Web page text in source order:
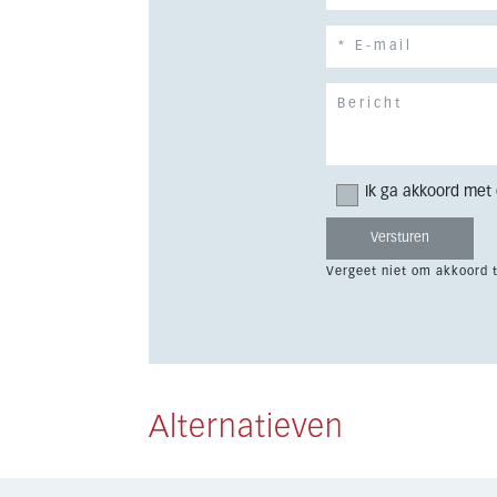
Ik ga akkoord met
Vergeet niet om akkoord
Alternatieven